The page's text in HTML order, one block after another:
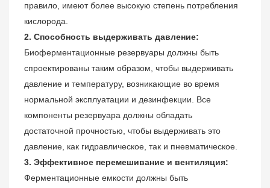
правило, имеют более высокую степень потребления
кислорода.
2. Способность выдерживать давление:
Биоферментационные резервуары должны быть
спроектированы таким образом, чтобы выдерживать
давление и температуру, возникающие во время
нормальной эксплуатации и дезинфекции. Все
компоненты резервуара должны обладать
достаточной прочностью, чтобы выдерживать это
давление, как гидравлическое, так и пневматическое.
3. Эффективное перемешивание и вентиляция:
Ферментационные емкости должны быть